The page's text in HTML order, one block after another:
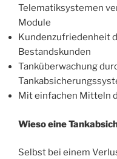
Telematiksystemen
Module
Kundenzufriedenheit
Bestandskunden
Tanküberwachung
Mit einfachen Mitteln
Wieso eine
Selbst bei einem